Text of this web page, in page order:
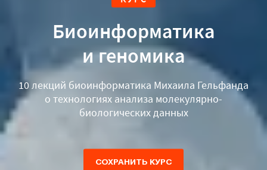
Биоинформатика
и геномика
10 лекций биоинформатика Михаила Гельфанда
о технологиях анализа молекулярно-
биологических данных
СОХРАНИТЬ КУРС